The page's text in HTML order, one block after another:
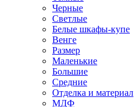
Черные
Светлые
Белые шкафы-купе
Венге
Размер
Маленькие
Большие
Средние
Отделка и материал
МДФ